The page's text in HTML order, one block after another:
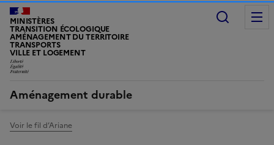
MINISTÈRES
TRANSITION ÉCOLOGIQUE
AMÉNAGEMENT DU TERRITOIRE
TRANSPORTS
VILLE ET LOGEMENT
LIBERTÉ, ÉGALITÉ, FRATERNITÉ
Aménagement durable
Voir le fil d’Ariane